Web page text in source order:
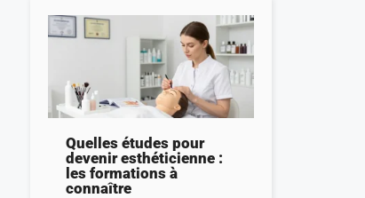
Quelles études pour
devenir esthéticienne :
les formations à
connaître